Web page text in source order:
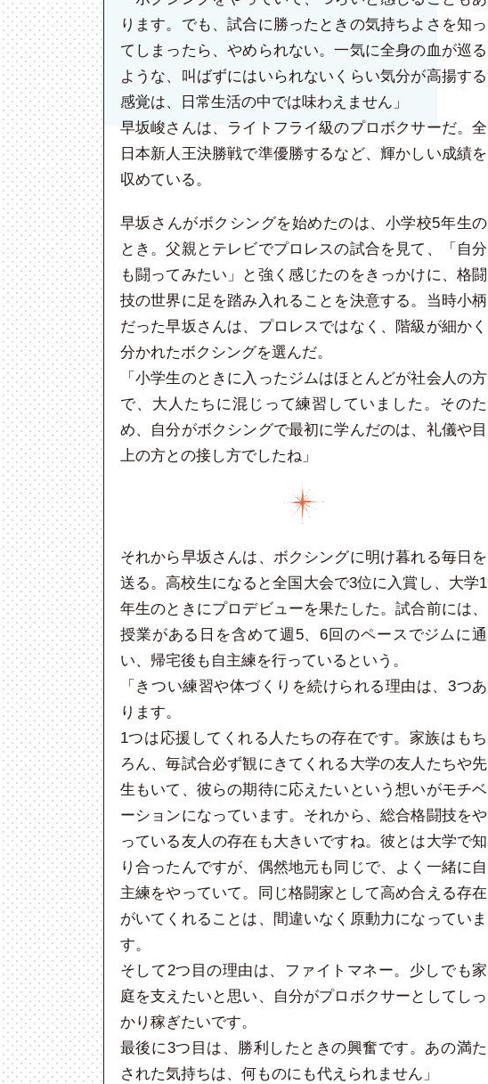
ります。でも、試合に勝ったときの気持ちよさを知っ
てしまったら、やめられない。一気に全身の血が巡る
ような、叫ばずにはいられないくらい気分が高揚する
感覚は、日常生活の中では味わえません」
早坂峻さんは、ライトフライ級のプロボクサーだ。全
日本新人王決勝戦で準優勝するなど、輝かしい成績を
収めている。
早坂さんがボクシングを始めたのは、小学校5年生の
とき。父親とテレビでプロレスの試合を見て、「自分
も闘ってみたい」と強く感じたのをきっかけに、格闘
技の世界に足を踏み入れることを決意する。当時小柄
だった早坂さんは、プロレスではなく、階級が細かく
分かれたボクシングを選んだ。
「小学生のときに入ったジムはほとんどが社会人の方
で、大人たちに混じって練習していました。そのた
め、自分がボクシングで最初に学んだのは、礼儀や目
上の方との接し方でしたね」
それから早坂さんは、ボクシングに明け暮れる毎日を
送る。高校生になると全国大会で3位に入賞し、大学1
年生のときにプロデビューを果たした。試合前には、
授業がある日を含めて週5、6回のペースでジムに通
い、帰宅後も自主練を行っているという。
「きつい練習や体づくりを続けられる理由は、3つあ
ります。
1つは応援してくれる人たちの存在です。家族はもち
ろん、毎試合必ず観にきてくれる大学の友人たちや先
生もいて、彼らの期待に応えたいという想いがモチベ
ーションになっています。それから、総合格闘技をや
っている友人の存在も大きいですね。彼とは大学で知
り合ったんですが、偶然地元も同じで、よく一緒に自
主練をやっていて。同じ格闘家として高め合える存在
がいてくれることは、間違いなく原動力になっていま
す。
そして2つ目の理由は、ファイトマネー。少しでも家
庭を支えたいと思い、自分がプロボクサーとしてしっ
かり稼ぎたいです。
最後に3つ目は、勝利したときの興奮です。あの満た
された気持ちは、何ものにも代えられません」